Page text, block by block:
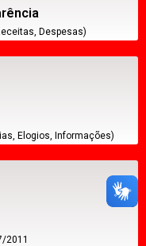
Despesas)
Elogios, Informações)
2011